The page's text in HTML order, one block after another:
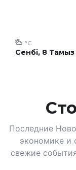
Сенбі, 8 Тамыз
°C
Последние
экономике и
свежие